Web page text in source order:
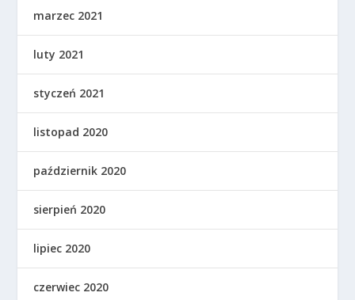
marzec 2021
luty 2021
styczeń 2021
listopad 2020
październik 2020
sierpień 2020
lipiec 2020
czerwiec 2020